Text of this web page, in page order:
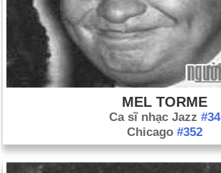
MEL TORME
Ca sĩ nhạc Jazz #34
Chicago #352